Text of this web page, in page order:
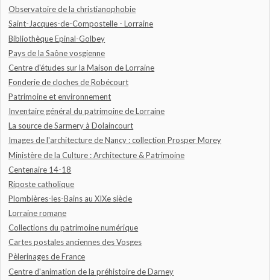
Observatoire de la christianophobie
Saint-Jacques-de-Compostelle - Lorraine
Bibliothèque Epinal-Golbey
Pays de la Saône vosgienne
Centre d'études sur la Maison de Lorraine
Fonderie de cloches de Robécourt
Patrimoine et environnement
Inventaire général du patrimoine de Lorraine
La source de Sarmery à Dolaincourt
Images de l'architecture de Nancy : collection Prosper Morey
Ministère de la Culture : Architecture & Patrimoine
Centenaire 14-18
Riposte catholique
Plombières-les-Bains au XIXe siècle
Lorraine romane
Collections du patrimoine numérique
Cartes postales anciennes des Vosges
Pèlerinages de France
Centre d'animation de la préhistoire de Darney